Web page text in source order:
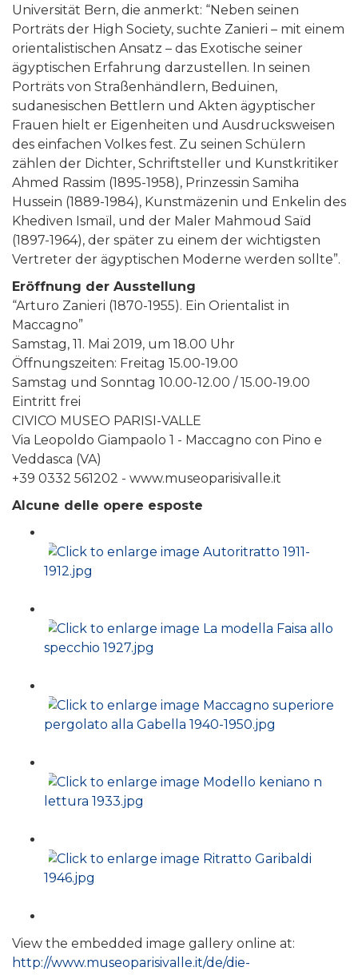
Universität Bern, die anmerkt: “Neben seinen
Porträts der High Society, suchte Zanieri – mit einem
orientalistischen Ansatz – das Exotische seiner
ägyptischen Erfahrung darzustellen. In seinen
Porträts von Straßenhändlern, Beduinen,
sudanesischen Bettlern und Akten ägyptischer
Frauen hielt er Eigenheiten und Ausdrucksweisen
des einfachen Volkes fest. Zu seinen Schülern
zählen der Dichter, Schriftsteller und Kunstkritiker
Ahmed Rassim (1895-1958), Prinzessin Samiha
Hussein (1889-1984), Kunstmäzenin und Enkelin des
Khediven Ismaïl, und der Maler Mahmoud Saïd
(1897-1964), der später zu einem der wichtigsten
Vertreter der ägyptischen Moderne werden sollte”.
Eröffnung der Ausstellung
“Arturo Zanieri (1870-1955). Ein Orientalist in
Maccagno”
Samstag, 11. Mai 2019, um 18.00 Uhr
Öffnungszeiten: Freitag 15.00-19.00
Samstag und Sonntag 10.00-12.00 / 15.00-19.00
Eintritt frei
CIVICO MUSEO PARISI-VALLE
Via Leopoldo Giampaolo 1 - Maccagno con Pino e
Veddasca (VA)
+39 0332 561202 - www.museoparisivalle.it
Alcune delle opere esposte
View the embedded image gallery online at:
http://www.museoparisivalle.it/de/die-